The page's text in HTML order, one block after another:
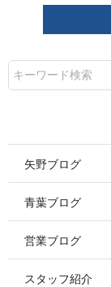
矢野ブログ
青葉ブログ
営業ブログ
スタッフ紹介